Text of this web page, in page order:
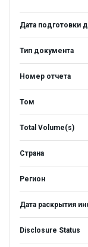
Дата подготовки
Тип документа
Номер отчета
Том
Total Volume(s)
Страна
Регион
Дата раскрытия
Disclosure Status